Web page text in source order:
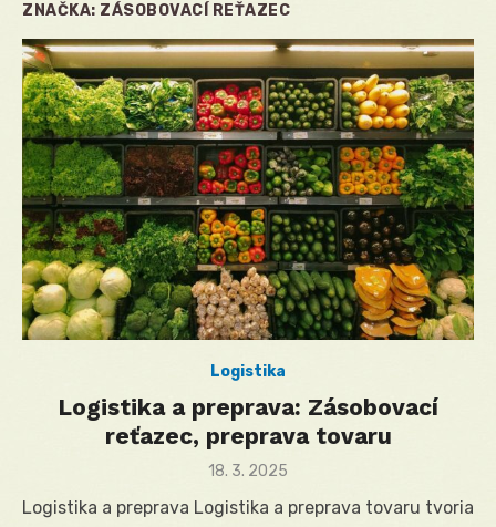
ZNAČKA: ZÁSOBOVACÍ REŤAZEC
Logistika
Logistika a preprava: Zásobovací
reťazec, preprava tovaru
Posted
18. 3. 2025
Logistika a preprava Logistika a preprava tovaru tvoria